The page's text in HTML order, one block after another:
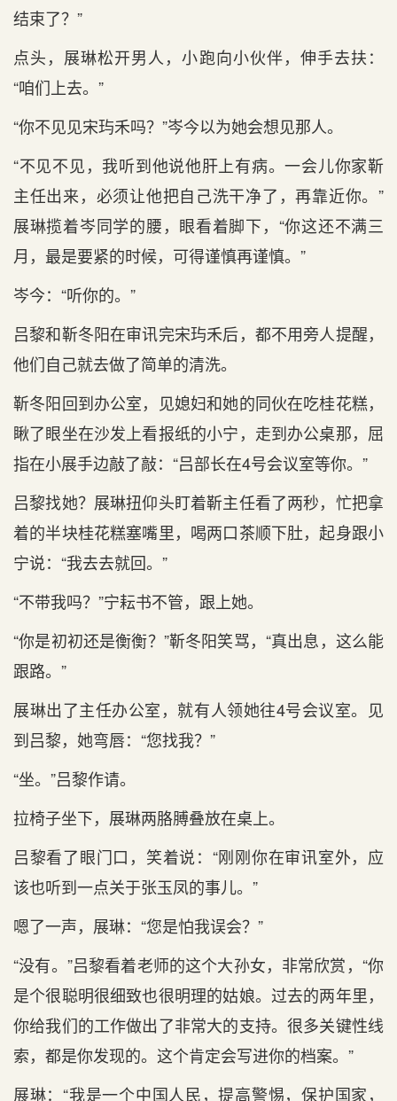
结束了？”
点头，展琳松开男人，小跑向小伙伴，伸手去扶：
“咱们上去。”
“你不见见宋玙禾吗？”岑今以为她会想见那人。
“不见不见，我听到他说他肝上有病。一会儿你家靳
主任出来，必须让他把自己洗干净了，再靠近你。”
展琳揽着岑同学的腰，眼看着脚下，“你这还不满三
月，最是要紧的时候，可得谨慎再谨慎。”
岑今：“听你的。”
吕黎和靳冬阳在审讯完宋玙禾后，都不用旁人提醒，
他们自己就去做了简单的清洗。
靳冬阳回到办公室，见媳妇和她的同伙在吃桂花糕，
瞅了眼坐在沙发上看报纸的小宁，走到办公桌那，屈
指在小展手边敲了敲：“吕部长在4号会议室等你。”
吕黎找她？展琳扭仰头盯着靳主任看了两秒，忙把拿
着的半块桂花糕塞嘴里，喝两口茶顺下肚，起身跟小
宁说：“我去去就回。”
“不带我吗？”宁耘书不管，跟上她。
“你是初初还是衡衡？”靳冬阳笑骂，“真出息，这么能
跟路。”
展琳出了主任办公室，就有人领她往4号会议室。见
到吕黎，她弯唇：“您找我？”
“坐。”吕黎作请。
拉椅子坐下，展琳两胳膊叠放在桌上。
吕黎看了眼门口，笑着说：“刚刚你在审讯室外，应
该也听到一点关于张玉凤的事儿。”
嗯了一声，展琳：“您是怕我误会？”
“没有。”吕黎看着老师的这个大孙女，非常欣赏，“你
是个很聪明很细致也很明理的姑娘。过去的两年里，
你给我们的工作做出了非常大的支持。很多关键性线
索，都是你发现的。这个肯定会写进你的档案。”
展琳：“我是一个中国人民，提高警惕，保护国家，